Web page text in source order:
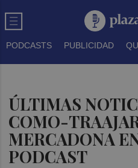
PODCASTS PUBLICIDAD
ÚLTIMAS
COMO-
MERCADONA
PODCAST